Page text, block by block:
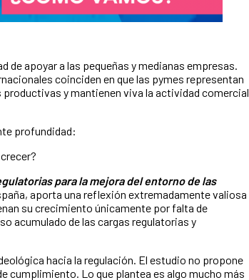
apoyar a las pequeñas y medianas empresas.
coinciden en que las pymes representan
y mantienen viva la actividad comercial
profundidad:
para la mejora del entorno de las
aporta una reflexión extremadamente valiosa
su crecimiento únicamente por falta de
acumulado de las cargas regulatorias y
hacia la regulación. El estudio no propone
cumplimiento. Lo que plantea es algo mucho más